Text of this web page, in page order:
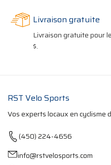
Livraison gratuite
Livraison gratuite pour
$.
RST Velo Sports
Vos experts locaux en cyclisme
(450) 224-4656
info@rstvelosports.com